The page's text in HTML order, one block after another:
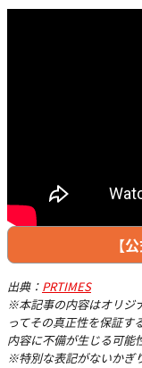
【
出典： PRTIMES
※本記事の内容はオリジ
ってその真正性を保証す
内容に不備が生じる可能
※特別な表記がないかぎ